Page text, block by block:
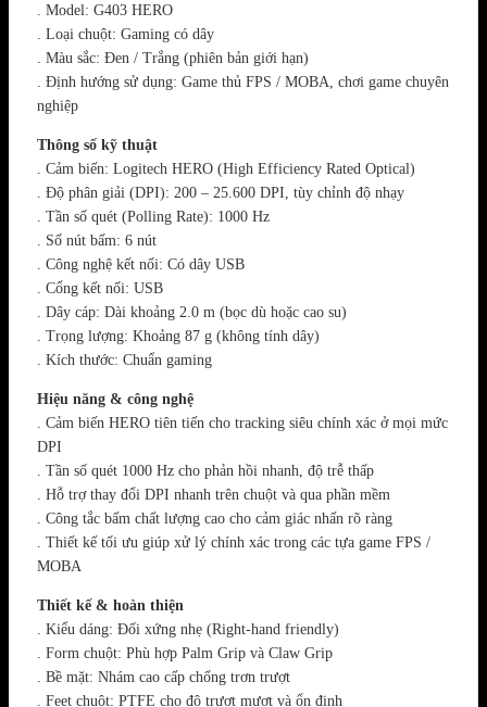
. Model: G403 HERO
. Loại chuột: Gaming có dây
. Màu sắc: Đen / Trắng (phiên bản giới hạn)
. Định hướng sử dụng: Game thủ FPS / MOBA, chơi game chuyên
nghiệp
Thông số kỹ thuật
. Cảm biến: Logitech HERO (High Efficiency Rated Optical)
. Độ phân giải (DPI): 200 – 25.600 DPI, tùy chỉnh độ nhạy
. Tần số quét (Polling Rate): 1000 Hz
. Số nút bấm: 6 nút
. Công nghệ kết nối: Có dây USB
. Cổng kết nối: USB
. Dây cáp: Dài khoảng 2.0 m (bọc dù hoặc cao su)
. Trọng lượng: Khoảng 87 g (không tính dây)
. Kích thước: Chuẩn gaming
Hiệu năng & công nghệ
. Cảm biến HERO tiên tiến cho tracking siêu chính xác ở mọi mức
DPI
. Tần số quét 1000 Hz cho phản hồi nhanh, độ trễ thấp
. Hỗ trợ thay đổi DPI nhanh trên chuột và qua phần mềm
. Công tắc bấm chất lượng cao cho cảm giác nhấn rõ ràng
. Thiết kế tối ưu giúp xử lý chính xác trong các tựa game FPS /
MOBA
Thiết kế & hoàn thiện
. Kiểu dáng: Đối xứng nhẹ (Right-hand friendly)
. Form chuột: Phù hợp Palm Grip và Claw Grip
. Bề mặt: Nhám cao cấp chống trơn trượt
. Feet chuột: PTFE cho độ trượt mượt và ổn định